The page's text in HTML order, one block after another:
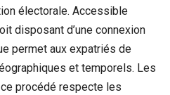
électorale. Accessible
disposant ⁢d’une connexion
permet aux expatriés de
et temporels. Les
procédé respecte les